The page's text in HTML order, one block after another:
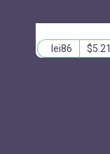
lei86 $5.21